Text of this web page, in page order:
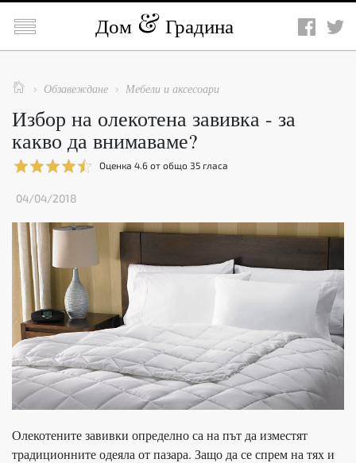
 Дом Градина
  Обзавеждане  Мебели и аксесоари
Избор на олекотена завивка - за
какво да внимаваме?
Оценка 4.6 от общо 35 гласа
04/04/2018
Олекотените завивки определно са на път да изместят
традиционните одеяла от пазара. Защо да се спрем на тях и